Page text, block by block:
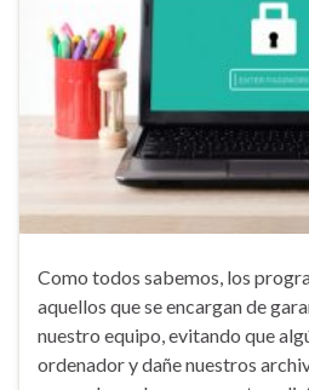
Como todos sabemos, los
aquellos que se encargan de
nuestro equipo, evitando que
ordenador y dañe nuestros